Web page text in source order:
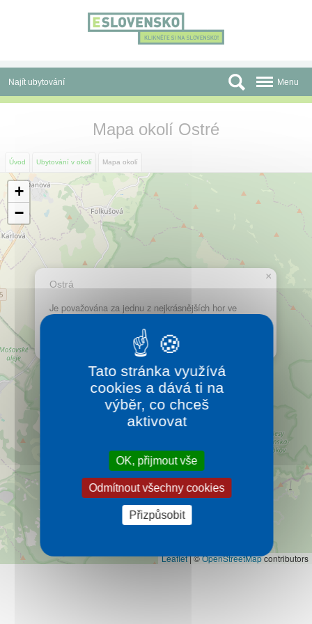
Najít ubytování
Autobusové zájezdy
Skupiny a konference
Před cestou
Atrakce
Menu
Mapa okolí Ostré
Úvod Ubytování v okolí Mapa okolí
Ostrá
Je považována za jednu z nejkrásnějších hor ve
Velké Fatře. Má dva skalnaté vrcholy s vápencovými
věžemi. Z vrcholu je nádherný výhled.
×
+
−
Leaflet|©OpenStreetMapcontributors
Tato stránka využívá
cookies a dává ti na
výběr, co chceš
aktivovat
OK, přijmout vše
Odmítnout všechny cookies
Přizpůsobit